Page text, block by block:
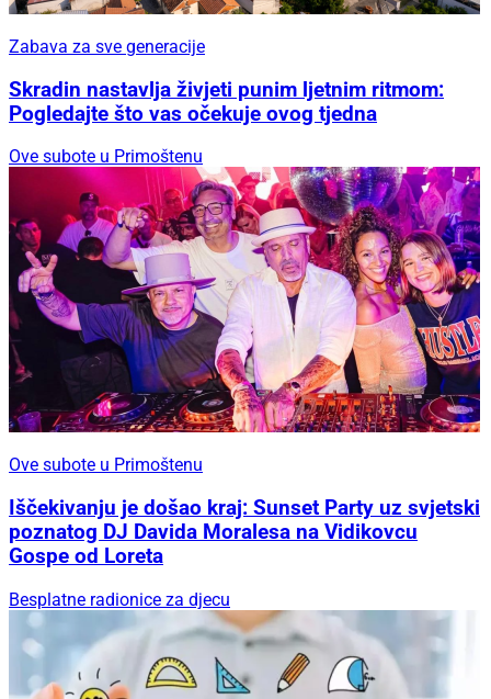
Zabava za sve generacije
Skradin nastavlja živjeti punim ljetnim ritmom:
Pogledajte što vas očekuje ovog tjedna
Ove subote u Primoštenu
Ove subote u Primoštenu
Iščekivanju je došao kraj: Sunset Party uz svjetski
poznatog DJ Davida Moralesa na Vidikovcu
Gospe od Loreta
Besplatne radionice za djecu